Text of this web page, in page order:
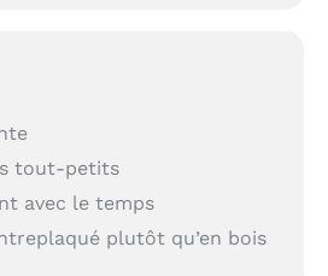
tout-petits
avec le temps
plutôt qu’en bois